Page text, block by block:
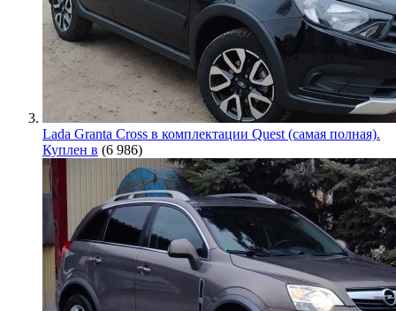
Lada Granta Cross в комплектации Quest (самая полная).
Куплен в (6 986)